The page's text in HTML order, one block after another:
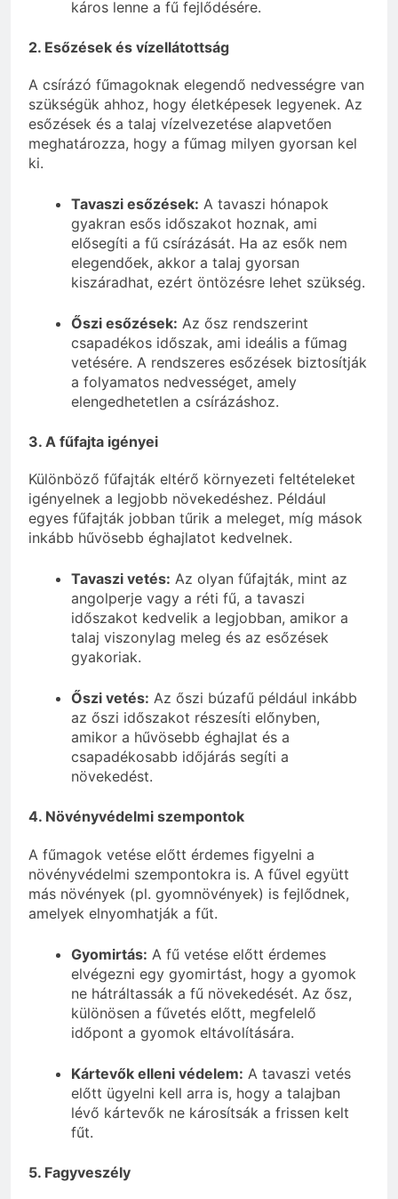
káros lenne a fű fejlődésére.
2. Esőzések és vízellátottság
A csírázó fűmagoknak elegendő nedvességre van
szükségük ahhoz, hogy életképesek legyenek. Az
esőzések és a talaj vízelvezetése alapvetően
meghatározza, hogy a fűmag milyen gyorsan kel
ki.
Tavaszi esőzések: A tavaszi hónapok
gyakran esős időszakot hoznak, ami
elősegíti a fű csírázását. Ha az esők nem
elegendőek, akkor a talaj gyorsan
kiszáradhat, ezért öntözésre lehet szükség.
Őszi esőzések: Az ősz rendszerint
csapadékos időszak, ami ideális a fűmag
vetésére. A rendszeres esőzések biztosítják
a folyamatos nedvességet, amely
elengedhetetlen a csírázáshoz.
3. A fűfajta igényei
Különböző fűfajták eltérő környezeti feltételeket
igényelnek a legjobb növekedéshez. Például
egyes fűfajták jobban tűrik a meleget, míg mások
inkább hűvösebb éghajlatot kedvelnek.
Tavaszi vetés: Az olyan fűfajták, mint az
angolperje vagy a réti fű, a tavaszi
időszakot kedvelik a legjobban, amikor a
talaj viszonylag meleg és az esőzések
gyakoriak.
Őszi vetés: Az őszi búzafű például inkább
az őszi időszakot részesíti előnyben,
amikor a hűvösebb éghajlat és a
csapadékosabb időjárás segíti a
növekedést.
4. Növényvédelmi szempontok
A fűmagok vetése előtt érdemes figyelni a
növényvédelmi szempontokra is. A fűvel együtt
más növények (pl. gyomnövények) is fejlődnek,
amelyek elnyomhatják a fűt.
Gyomirtás: A fű vetése előtt érdemes
elvégezni egy gyomirtást, hogy a gyomok
ne hátráltassák a fű növekedését. Az ősz,
különösen a fűvetés előtt, megfelelő
időpont a gyomok eltávolítására.
Kártevők elleni védelem: A tavaszi vetés
előtt ügyelni kell arra is, hogy a talajban
lévő kártevők ne károsítsák a frissen kelt
fűt.
5. Fagyveszély